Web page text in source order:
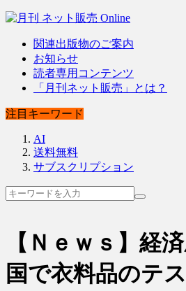
関連出版物のご案内
お知らせ
読者専用コンテンツ
「月刊ネット販売」とは？
注目キーワード
AI
送料無料
サブスクリプション
【Ｎｅｗｓ】経
国で衣料品のテ